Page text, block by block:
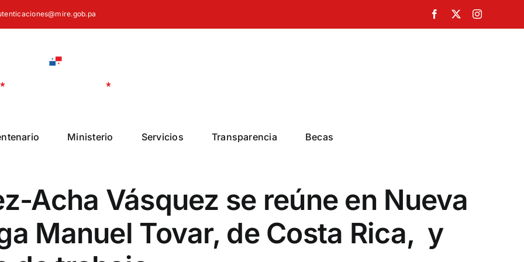
Facebook
X Instagram
Ministerio Servicios Transparencia Becas
Acha Vásquez se reúne en Nueva
Manuel Tovar, de Costa Rica, y